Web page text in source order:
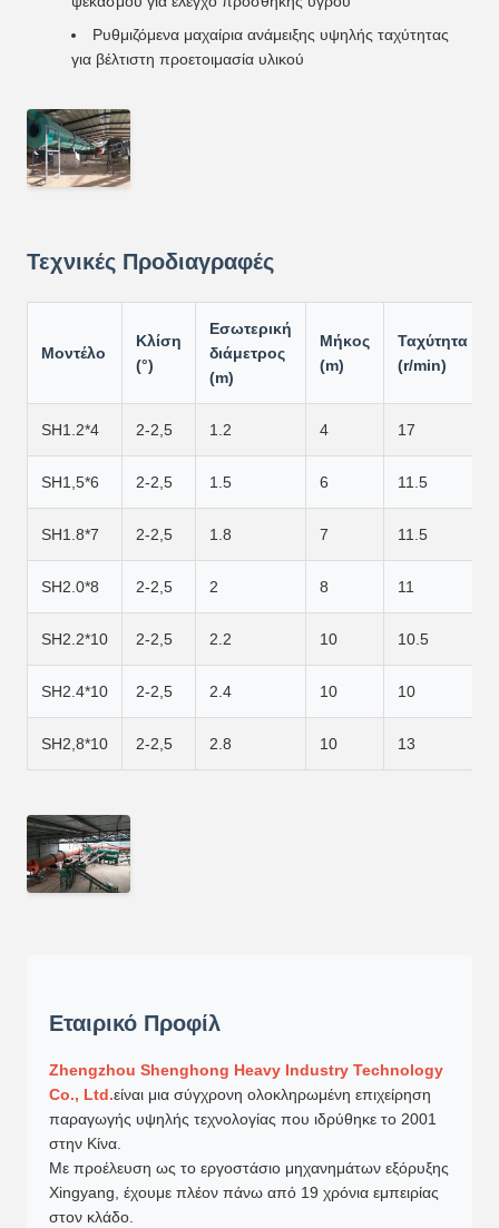
Ρυθμιζόμενα μαχαίρια ανάμειξης υψηλής ταχύτητας
για βέλτιστη προετοιμασία υλικού
Τεχνικές Προδιαγραφές
Μοντέλο
Κλίση
(°)
Εσωτερική
διάμετρος
(m)
Μήκος
(m)
Ταχύτητα
(r/min)
SH1.2*4 2-2,5 1.2 4 17
SH1,5*6 2-2,5 1.5 6 11.5
SH1.8*7 2-2,5 1.8 7 11.5
SH2.0*8 2-2,5 2 8 11
SH2.2*10 2-2,5 2.2 10 10.5
SH2.4*10 2-2,5 2.4 10 10
SH2,8*10 2-2,5 2.8 10 13
Εταιρικό Προφίλ
Zhengzhou Shenghong Heavy Industry Technology
Co., Ltd.είναι μια σύγχρονη ολοκληρωμένη επιχείρηση
παραγωγής υψηλής τεχνολογίας που ιδρύθηκε το 2001
στην Κίνα.
Με προέλευση ως το εργοστάσιο μηχανημάτων εξόρυξης
Xingyang, έχουμε πλέον πάνω από 19 χρόνια εμπειρίας
στον κλάδο.